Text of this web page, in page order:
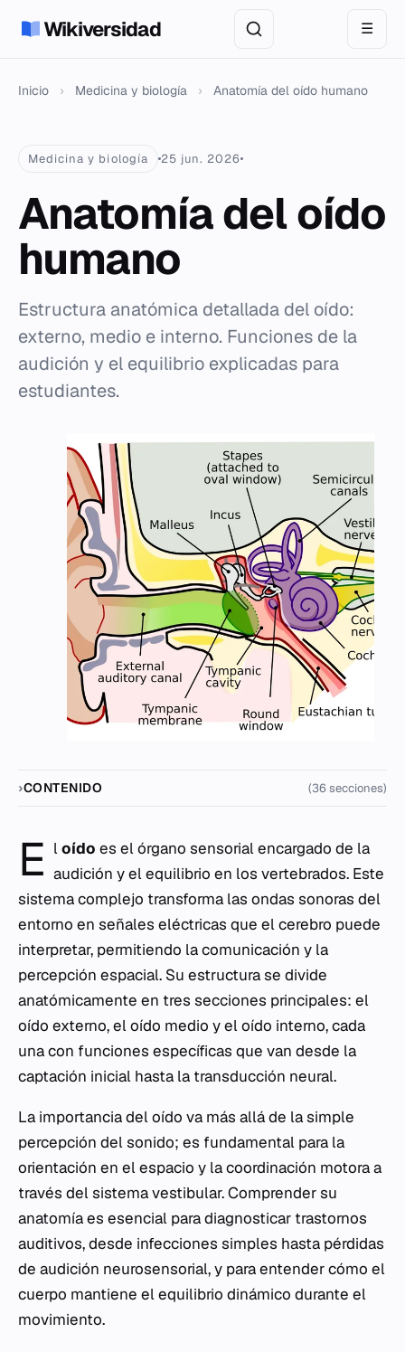
Wikiversidad ☰
Inicio › Medicina y biología › Anatomía del oído humano
Medicina y biología 25 jun. 2026
Anatomía del oído
humano
Estructura anatómica detallada del oído:
externo, medio e interno. Funciones de la
audición y el equilibrio explicadas para
estudiantes.
CONTENIDO (36 secciones)
E loído es el órgano sensorial encargado de la
audición y el equilibrio en los vertebrados. Este
sistema complejo transforma las ondas sonoras del
entorno en señales eléctricas que el cerebro puede
interpretar, permitiendo la comunicación y la
percepción espacial. Su estructura se divide
anatómicamente en tres secciones principales: el
oído externo, el oído medio y el oído interno, cada
una con funciones específicas que van desde la
captación inicial hasta la transducción neural.
La importancia del oído va más allá de la simple
percepción del sonido; es fundamental para la
orientación en el espacio y la coordinación motora a
través del sistema vestibular. Comprender su
anatomía es esencial para diagnosticar trastornos
auditivos, desde infecciones simples hasta pérdidas
de audición neurosensorial, y para entender cómo el
cuerpo mantiene el equilibrio dinámico durante el
movimiento.